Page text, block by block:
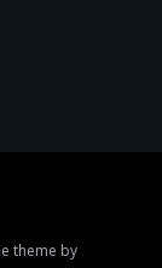
theme by